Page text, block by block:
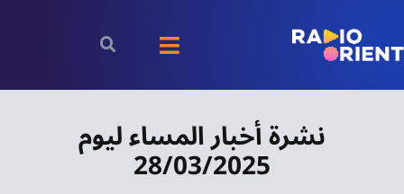
content
Toggle
Navigation
نشرة أخبار المساء ليوم
28/03/2025